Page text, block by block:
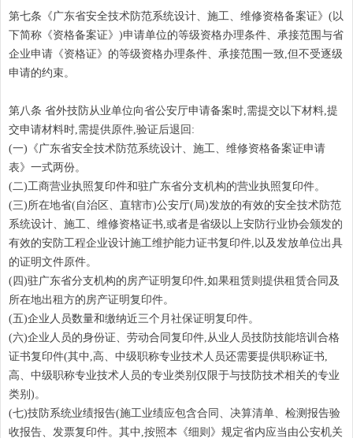
第七条《广东省安全技术防范系统设计、施工、维修资格备案证》(以
下简称《资格备案证》)申请单位的等级资格办理条件、承接范围与省
企业申请《资格证》的等级资格办理条件、承接范围一致,但不受逐级
申请的约束。
第八条 省外技防从业单位向省公安厅申请备案时,需提交以下材料,提
交申请材料时,需提供原件,验证后退回:
(一)《广东省安全技术防范系统设计、施工、维修资格备案证申请
表》一式两份。
(二)工商营业执照复印件和驻广东省分支机构的营业执照复印件。
(三)所在地省(自治区、直辖市)公安厅(局)发放的有效的安全技术防范
系统设计、施工、维修资格证书,或者是省级以上安防行业协会颁发的
有效的安防工程企业设计施工维护能力证书复印件,以及发放单位出具
的证明文件原件。
(四)驻广东省分支机构的房产证明复印件,如果租赁则提供租赁合同及
所在地出租方的房产证明复印件。
(五)企业人员数量和缴纳近三个月社保证明复印件。
(六)企业人员的身份证、劳动合同复印件,从业人员技防技能培训合格
证书复印件(其中,高、中级职称专业技术人员还需要提供职称证书,
高、中级职称专业技术人员的专业类别仅限于与技防技术相关的专业
类别)。
(七)技防系统业绩报告(施工业绩应包含合同、决算清单、检测报告验
收报告、发票复印件。其中,按照本《细则》规定省内应当由公安机关